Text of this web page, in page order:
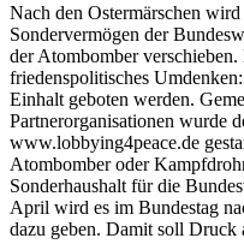
Nach den Ostermärschen
Sondervermögen der
der Atombomber
friedenspolitisches
Einhalt geboten werden.
Partnerorganisationen wurde
www.lobbying4peace.de
Atombomber oder
Sonderhaushalt für die
April wird es im Bundestag
dazu geben. Damit soll Druck